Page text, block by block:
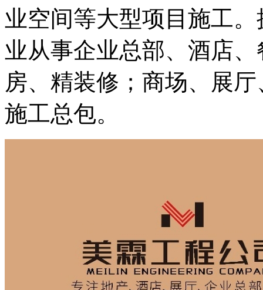
业空间等大型项目施工
业从事企业总部、酒店
房、精装修；商场、展
施工总包。